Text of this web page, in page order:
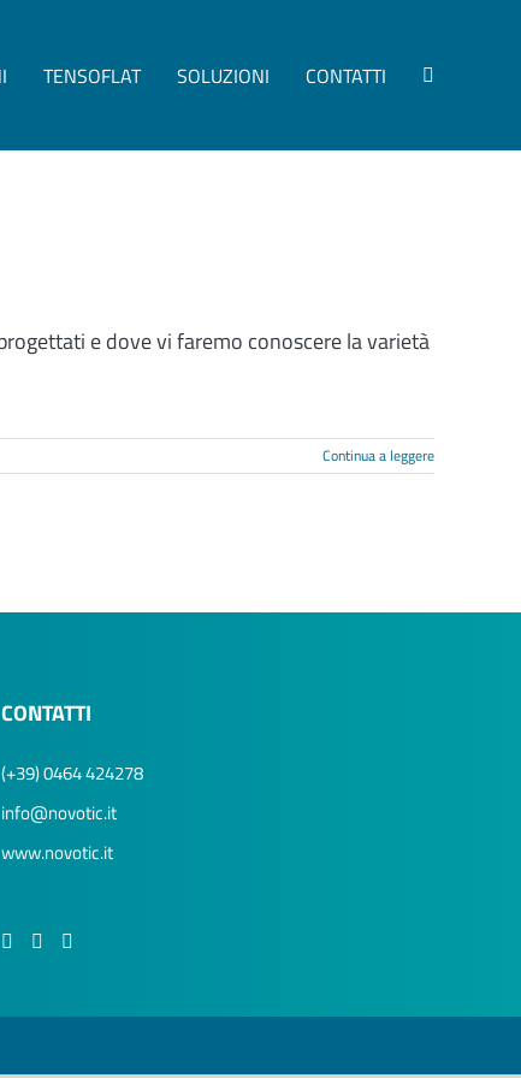
TENSOFLAT SOLUZIONI CONTATTI
e dove vi faremo conoscere la varietà
Continua a leggere
CONTATTI
(+39) 0464 424278
info@novotic.it
www.novotic.it